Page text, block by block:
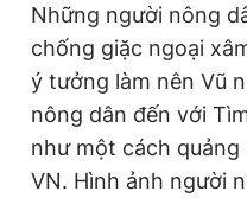
Những người nông
chống giặc ngoại
ý tưởng làm nên Vũ
nông dân đến với
như một cách quảng
VN. Hình ảnh người